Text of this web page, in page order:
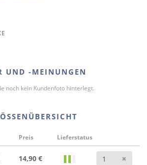
UND -MEINUNGEN
noch kein Kundenfoto hinterlegt.
Preis Lieferstatus
14,90 €